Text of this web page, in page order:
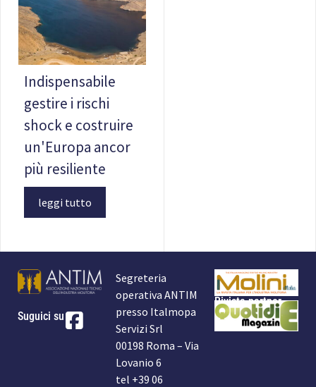
Indispensabile
gestire i rischi
shock e costruire
un'Europa ancor
più resiliente
leggi tutto
Suguici su
Segreteria
operativa ANTIM
presso Italmopa
Servizi Srl
00198 Roma – Via
Lovanio 6
tel +39 06
Rivista partner